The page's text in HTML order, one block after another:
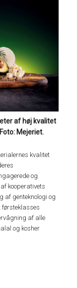
af høj kvalitet
Mejeriet.
kvalitet
og
kooperativets
af genteknologi og
førsteklasses
af alle
og kosher